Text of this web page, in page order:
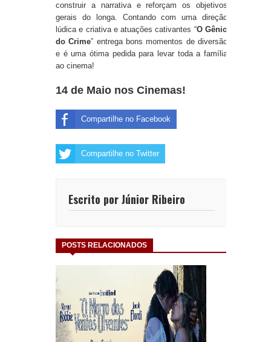
construir a narrativa e reforçam os objetivos
gerais do longa. Contando com uma direção
lúdica e criativa e atuações cativantes “O Gênio
do Crime” entrega bons momentos de diversão
e é uma ótima pedida para levar toda a família
ao cinema!
14 de Maio nos Cinemas!
Compartilhe no Facebook
Compartilhe no Twitter
Escrito por Júnior Ribeiro
POSTS RELACIONADOS